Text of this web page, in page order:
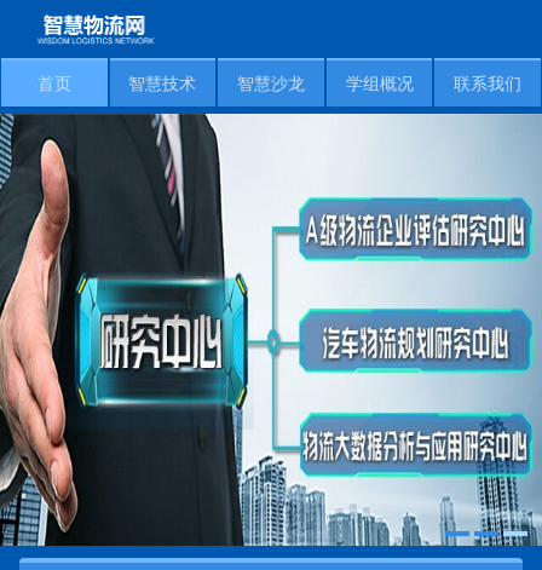
首页 智慧技术 智慧沙龙 学组概况 联系我们